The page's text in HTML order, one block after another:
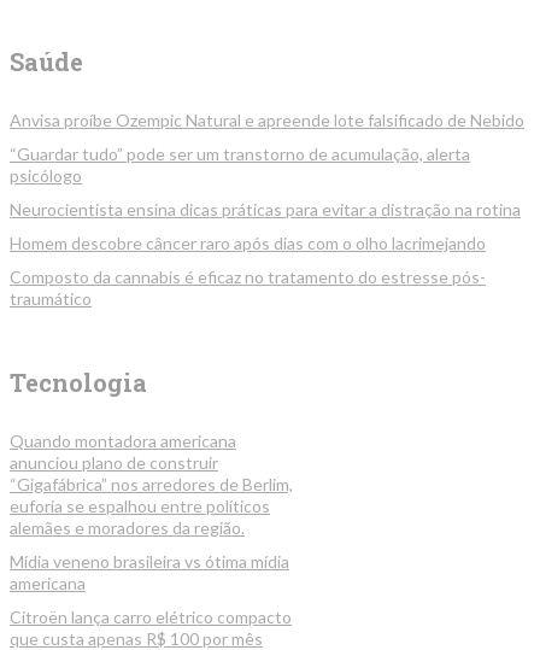
Saúde
Anvisa proíbe Ozempic Natural e apreende lote falsificado de Nebido
“Guardar tudo” pode ser um transtorno de acumulação, alerta
psicólogo
Neurocientista ensina dicas práticas para evitar a distração na rotina
Homem descobre câncer raro após dias com o olho lacrimejando
Composto da cannabis é eficaz no tratamento do estresse pós-
traumático
Tecnologia
Quando montadora americana
anunciou plano de construir
“Gigafábrica” nos arredores de Berlim,
euforia se espalhou entre políticos
alemães e moradores da região.
Mídia veneno brasileira vs ótima mídia
americana
Citroën lança carro elétrico compacto
que custa apenas R$ 100 por mês